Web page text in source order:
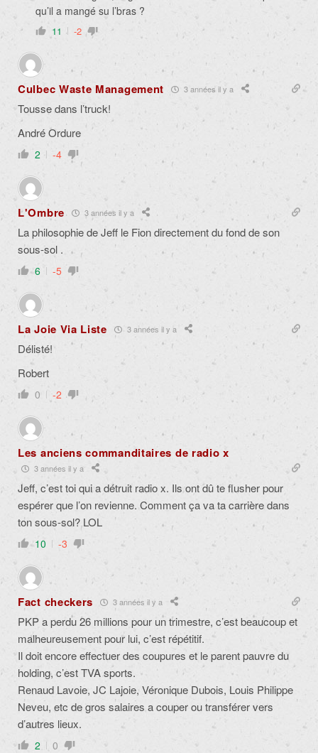
qu’il a mangé su l’bras ?
11 -2
Culbec Waste Management 3 années il y a
Tousse dans l’truck!
André Ordure
2 -4
L'Ombre 3 années il y a
La philosophie de Jeff le Fion directement du fond de son
sous-sol .
6 -5
La Joie Via Liste 3 années il y a
Délisté!
Robert
0 -2
Les anciens commanditaires de radio x
3 années il y a
Jeff, c’est toi qui a détruit radio x. Ils ont dû te flusher pour
espérer que l’on revienne. Comment ça va ta carrière dans
ton sous-sol? LOL
10 -3
Fact checkers 3 années il y a
PKP a perdu 26 millions pour un trimestre, c’est beaucoup et
malheureusement pour lui, c’est répétitif.
Il doit encore effectuer des coupures et le parent pauvre du
holding, c’est TVA sports.
Renaud Lavoie, JC Lajoie, Véronique Dubois, Louis Philippe
Neveu, etc de gros salaires a couper ou transférer vers
d’autres lieux.
2 0